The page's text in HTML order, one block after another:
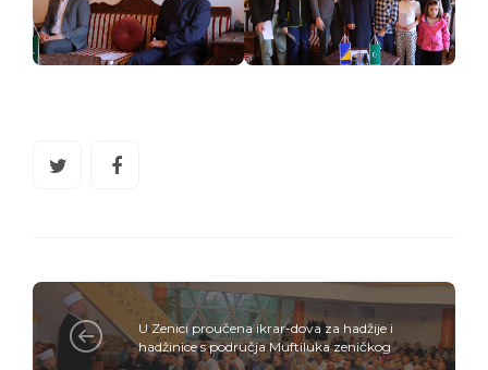
U Zenici proučena ikrar-dova za hadžije i
hadžinice s područja Muftiluka zeničkog